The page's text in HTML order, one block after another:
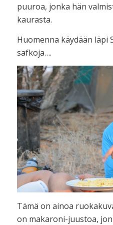
puuroa, jonka hän
kaurasta.
Huomenna käydään läpi
safkoja….
Tämä on ainoa
on makaroni-juustoa,